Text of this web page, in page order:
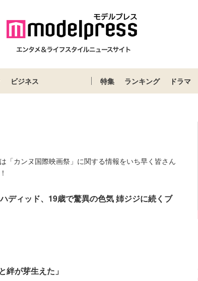
ビジネス 特集 ランキング ドラマ
「カンヌ国際映画祭」に関する情報をいち早く皆さん
ディッド、19歳で驚異の色気 姉ジジに続くブ
絆が芽生えた」